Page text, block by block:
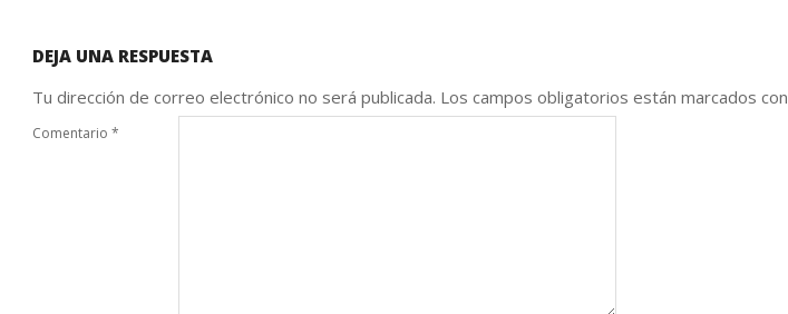
DEJA UNA RESPUESTA
Tu dirección de correo electrónico no será publicada. Los campos obligatorios están marcados con
Comentario *